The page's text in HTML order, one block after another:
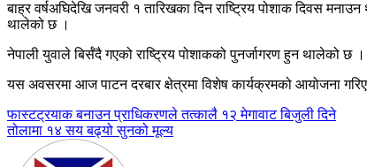
बाह्र वर्षअघिदेखि जनवरी १ तारिखका दिन राष्ट्रिय पोशाक दिवस
थालेको छ ।
नेपाली युवाले बिर्सँदै गएको राष्ट्रिय पोशाकको पुनर्जागरण हुन थालेको
यस अवसरमा आज पाटन दरबार क्षेत्रमा विशेष कार्यक्रमको आयोजना
Post
navigation
फास्टट्रयाक बनाउन प्राधिकरणले तत्कालै १२ मेगावाट बिजुली दिने
तोलामा १४ सय बढ्यो सुनको मूल्य